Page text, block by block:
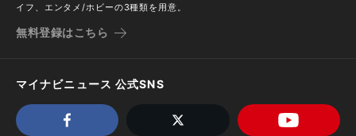
イフ、エンタメ/ホビーの3種類を用意。
無料登録はこちら
マイナビニュース 公式SNS